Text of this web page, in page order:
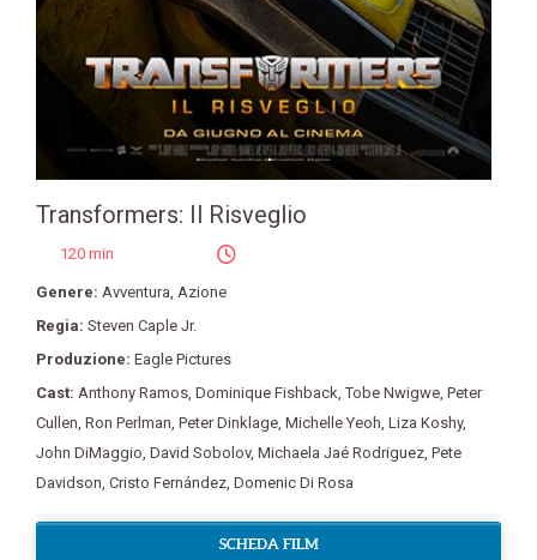
Transformers: Il Risveglio
120 min
Genere: Avventura Azione
Regia: Steven Caple Jr.
Produzione: Eagle Pictures
Cast: Anthony Ramos Dominique Fishback ,Tobe Nwigwe Peter
Cullen Ron Perlman Peter Dinklage Michelle Yeoh Liza Koshy,
John DiMaggio David Sobolov, Michaela Jaé Rodriguez Pete
Davidson Cristo Fernández Domenic Di Rosa
SCHEDA FILM